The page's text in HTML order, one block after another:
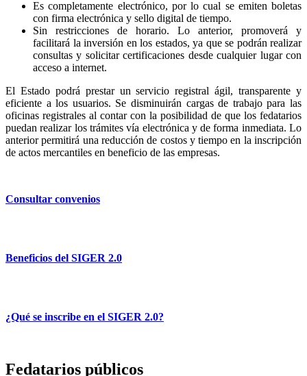
Es completamente electrónico, por lo cual se emiten boletas
con firma electrónica y sello digital de tiempo.
Sin restricciones de horario. Lo anterior, promoverá y
facilitará la inversión en los estados, ya que se podrán realizar
consultas y solicitar certificaciones desde cualquier lugar con
acceso a internet.
El Estado podrá prestar un servicio registral ágil, transparente y
eficiente a los usuarios. Se disminuirán cargas de trabajo para las
oficinas registrales al contar con la posibilidad de que los fedatarios
puedan realizar los trámites vía electrónica y de forma inmediata. Lo
anterior permitirá una reducción de costos y tiempo en la inscripción
de actos mercantiles en beneficio de las empresas.
Consultar convenios
Beneficios del SIGER 2.0
¿Qué se inscribe en el SIGER 2.0?
Fedatarios públicos